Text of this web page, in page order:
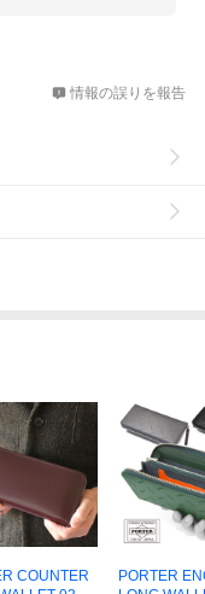
情報の誤りを報告
COUNTER
PORTER